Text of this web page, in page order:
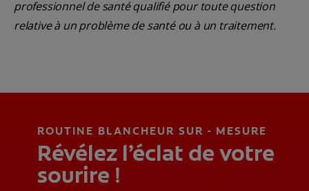
professionnel de santé qualifié pour toute question
relative à un problème de santé ou à un traitement.
ROUTINE BLANCHEUR SUR - MESURE
Révélez l’éclat de votre
sourire !